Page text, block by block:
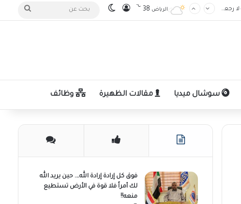
المجلس الأعلى لمكافحة المخدرات ضرورة حتمية لمرحلة ما بعد الحرب…. سودان بلا مخدرات.. قرار شعب ودولة لا رجعة فيه!! الرياض 38
℃ تسجيل الدخول
الوضع المظلم بحث
سوشال ميديا مقالات الظهيرة وظائف
فوق كل إرادة إرادة الله…. حين يريد الله
لك أمراً فلا قوة في الأرض تستطيع
منعه!!